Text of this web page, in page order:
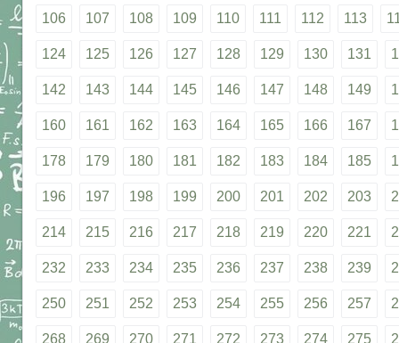
106 107 108 109 110 111 112 113
124 125 126 127 128 129 130 131
142 143 144 145 146 147 148 149
160 161 162 163 164 165 166 167
178 179 180 181 182 183 184 185
196 197 198 199 200 201 202 203
214 215 216 217 218 219 220 221
232 233 234 235 236 237 238 239
250 251 252 253 254 255 256 257
268 269 270 271 272 273 274 275